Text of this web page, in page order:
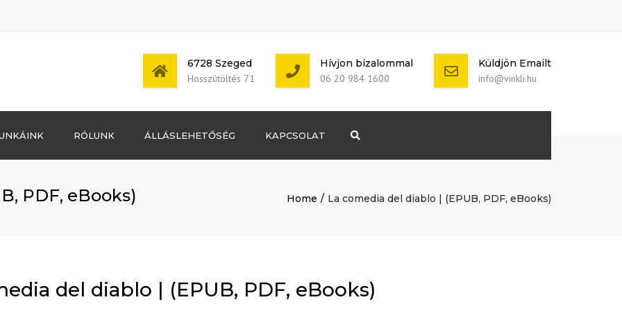
Bejegyzések
WordPress
Mon - Sat: 7:00 -
+ 386 40 111
6728 Szeged
Hosszútöltés 71
Hívjon bizalommal
06 20 984 1600
Küldjön Emailt
info@vinkli.hu
RÓLUNK ÁLLÁSLEHETŐSÉG KAPCSOLAT
PDF, eBooks) Home La comedia del diablo | (EPUB, PDF, eBooks)
del diablo | (EPUB, PDF, eBooks)